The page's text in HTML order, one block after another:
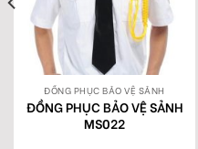
ĐỒNG PHỤC BẢO VỆ SẢNH
ĐỒNG PHỤC BẢO VỆ SẢNH
MS022